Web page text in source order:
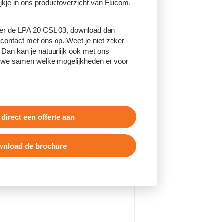
in ons productoverzicht van Flucom.
de LPA 20 CSL 03, download dan
met ons op. Weet je niet zeker
kan je natuurlijk ook met ons
samen welke mogelijkheden er voor
direct een offerte aan
de brochure